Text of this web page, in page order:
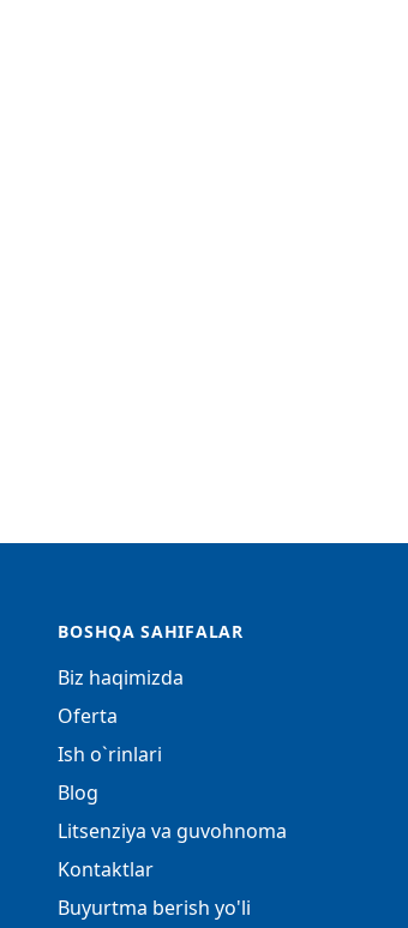
BOSHQA SAHIFALAR
Biz haqimizda
Oferta
Ish o`rinlari
Blog
Litsenziya va guvohnoma
Kontaktlar
Buyurtma berish yo'li